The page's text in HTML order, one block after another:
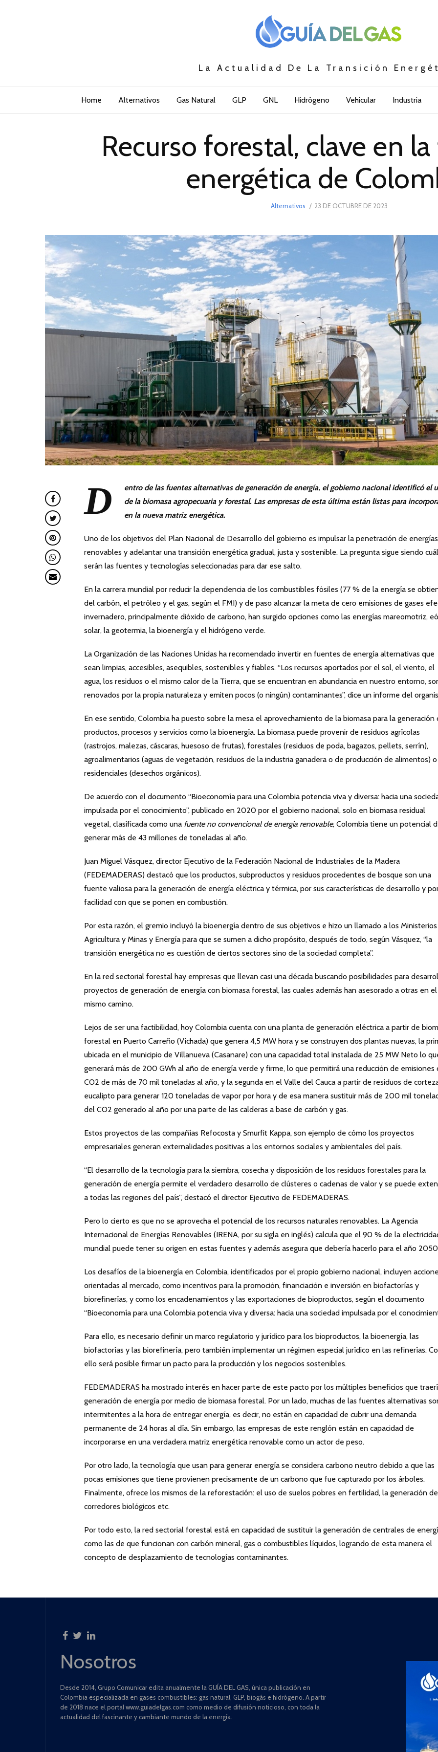
La Actualidad De La Transición
Home Alternativos Gas Natural GLP GNL Hidrógeno Vehicular Industria
Recurso forestal, clave en
energética de
Alternativos
POSTED
23 DE OCTUBRE DE 2023
D
entro de las fuentes alternativas de generación de energía, el gobierno nacional identificó el
de la biomasa agropecuaria y forestal. Las empresas de esta última están listas para
en la nueva matriz energética.
Uno de los objetivos del Plan Nacional de Desarrollo del gobierno es impulsar la penetración de energías
renovables y adelantar una transición energética gradual, justa y sostenible. La pregunta sigue siendo
serán las fuentes y tecnologías seleccionadas para dar ese salto.
En la carrera mundial por reducir la dependencia de los combustibles fósiles (77 % de la energía se
del carbón, el petróleo y el gas, según el FMI) y de paso alcanzar la meta de cero emisiones de gases
invernadero, principalmente dióxido de carbono, han surgido opciones como las energías mareomotriz,
solar, la geotermia, la bioenergía y el hidrógeno verde.
La Organización de las Naciones Unidas ha recomendado invertir en fuentes de energía alternativas que
sean limpias, accesibles, asequibles, sostenibles y fiables. “Los recursos aportados por el sol, el viento, el
agua, los residuos o el mismo calor de la Tierra, que se encuentran en abundancia en nuestro entorno,
renovados por la propia naturaleza y emiten pocos (o ningún) contaminantes”, dice un informe del
En ese sentido, Colombia ha puesto sobre la mesa el aprovechamiento de la biomasa para la generación
productos, procesos y servicios como la bioenergía. La biomasa puede provenir de residuos agrícolas
(rastrojos, malezas, cáscaras, huesoso de frutas), forestales (residuos de poda, bagazos, pellets, serrín),
agroalimentarios (aguas de vegetación, residuos de la industria ganadera o de producción de alimentos) o
residenciales (desechos orgánicos).
De acuerdo con el documento “Bioeconomía para una Colombia potencia viva y diversa: hacia una
impulsada por el conocimiento”, publicado en 2020 por el gobierno nacional, solo en biomasa residual
vegetal, clasificada como una fuente no convencional de energía renovable, Colombia tiene un potencial
generar más de 43 millones de toneladas al año.
Juan Miguel Vásquez, director Ejecutivo de la Federación Nacional de Industriales de la Madera
(FEDEMADERAS) destacó que los productos, subproductos y residuos procedentes de bosque son una
fuente valiosa para la generación de energía eléctrica y térmica, por sus características de desarrollo y
facilidad con que se ponen en combustión.
Por esta razón, el gremio incluyó la bioenergía dentro de sus objetivos e hizo un llamado a los
Agricultura y Minas y Energía para que se sumen a dicho propósito, después de todo, según Vásquez, “la
transición energética no es cuestión de ciertos sectores sino de la sociedad completa”.
En la red sectorial forestal hay empresas que llevan casi una década buscando posibilidades para
proyectos de generación de energía con biomasa forestal, las cuales además han asesorado a otras en el
mismo camino.
Lejos de ser una factibilidad, hoy Colombia cuenta con una planta de generación eléctrica a partir de
forestal en Puerto Carreño (Vichada) que genera 4,5 MW hora y se construyen dos plantas nuevas, la
ubicada en el municipio de Villanueva (Casanare) con una capacidad total instalada de 25 MW Neto lo
generará más de 200 GWh al año de energía verde y firme, lo que permitirá una reducción de emisiones
CO2 de más de 70 mil toneladas al año, y la segunda en el Valle del Cauca a partir de residuos de
eucalipto para generar 120 toneladas de vapor por hora y de esa manera sustituir más de 200 mil
del CO2 generado al año por una parte de las calderas a base de carbón y gas.
Estos proyectos de las compañías Refocosta y Smurfit Kappa, son ejemplo de cómo los proyectos
empresariales generan externalidades positivas a los entornos sociales y ambientales del país.
“El desarrollo de la tecnología para la siembra, cosecha y disposición de los residuos forestales para la
generación de energía permite el verdadero desarrollo de clústeres o cadenas de valor y se puede
a todas las regiones del país”, destacó el director Ejecutivo de FEDEMADERAS.
Pero lo cierto es que no se aprovecha el potencial de los recursos naturales renovables. La Agencia
Internacional de Energías Renovables (IRENA, por su sigla en inglés) calcula que el 90 % de la
mundial puede tener su origen en estas fuentes y además asegura que debería hacerlo para el año
Los desafíos de la bioenergía en Colombia, identificados por el propio gobierno nacional, incluyen
orientadas al mercado, como incentivos para la promoción, financiación e inversión en biofactorías y
biorefinerías, y como los encadenamientos y las exportaciones de bioproductos, según el documento
“Bioeconomía para una Colombia potencia viva y diversa: hacia una sociedad impulsada por el
Para ello, es necesario definir un marco regulatorio y jurídico para los bioproductos, la bioenergía, las
biofactorías y las biorefinería, pero también implementar un régimen especial jurídico en las refinerías.
ello será posible firmar un pacto para la producción y los negocios sostenibles.
FEDEMADERAS ha mostrado interés en hacer parte de este pacto por los múltiples beneficios que
generación de energía por medio de biomasa forestal. Por un lado, muchas de las fuentes alternativas
intermitentes a la hora de entregar energía, es decir, no están en capacidad de cubrir una demanda
permanente de 24 horas al día. Sin embargo, las empresas de este renglón están en capacidad de
incorporarse en una verdadera matriz energética renovable como un actor de peso.
Por otro lado, la tecnología que usan para generar energía se considera carbono neutro debido a que las
pocas emisiones que tiene provienen precisamente de un carbono que fue capturado por los árboles.
Finalmente, ofrece los mismos de la reforestación: el uso de suelos pobres en fertilidad, la generación de
corredores biológicos etc.
Por todo esto, la red sectorial forestal está en capacidad de sustituir la generación de centrales de
como las de que funcionan con carbón mineral, gas o combustibles líquidos, logrando de esta manera el
concepto de desplazamiento de tecnologías contaminantes.
Nosotros
Desde 2014, Grupo Comunicar edita anualmente la GUÍA DEL GAS, única publicación en
Colombia especializada en gases combustibles: gas natural, GLP, biogás e hidrógeno. A partir
de 2018 nace el portal www.guiadelgas.com como medio de difusión noticioso, con toda la
actualidad del fascinante y cambiante mundo de la energía.